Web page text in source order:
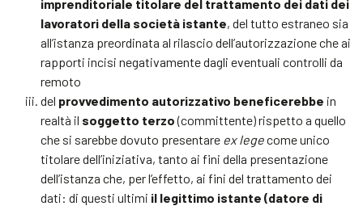
imprenditoriale titolare del trattamento dei dati dei
lavoratori della società istante, del tutto estraneo sia
all’istanza preordinata al rilascio dell’autorizzazione che ai
rapporti incisi negativamente dagli eventuali controlli da
remoto
del provvedimento autorizzativo beneficerebbe in
realtà il soggetto terzo(committente) rispetto a quello
che si sarebbe dovuto presentare ex legecome unico
titolare dell’iniziativa, tanto ai fini della presentazione
dell’istanza che, per l’effetto, ai fini del trattamento dei
dati: di questi ultimi il legittimo istante (datore di